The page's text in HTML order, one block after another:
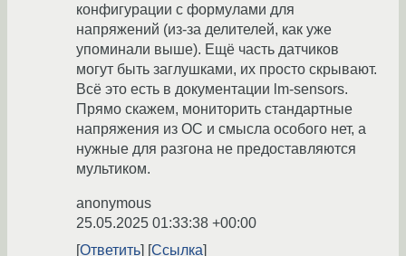
конфигурации с формулами для
напряжений (из-за делителей, как уже
упоминали выше). Ещё часть датчиков
могут быть заглушками, их просто скрывают.
Всё это есть в документации lm-sensors.
Прямо скажем, мониторить стандартные
напряжения из ОС и смысла особого нет, а
нужные для разгона не предоставляются
мультиком.
anonymous
25.05.2025 01:33:38 +00:00
Ответить
Ссылка